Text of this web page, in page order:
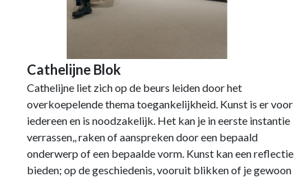
Cathelijne Blok
Cathelijne liet zich op de beurs leiden door het
overkoepelende thema toegankelijkheid. Kunst is er voor
iedereen en is noodzakelijk. Het kan je in eerste instantie
verrassen,, raken of aanspreken door een bepaald
onderwerp of een bepaalde vorm. Kunst kan een reflectie
bieden; op de geschiedenis, vooruit blikken of je gewoon